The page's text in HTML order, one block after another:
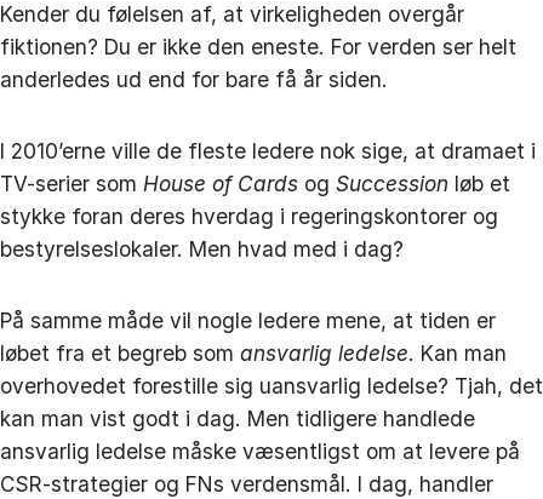
Kender du følelsen af, at virkeligheden overgår
fiktionen? Du er ikke den eneste. For verden ser helt
anderledes ud end for bare få år siden.
I 2010’erne ville de fleste ledere nok sige, at dramaet i
TV-serier som House of Cards og Succession løb et
stykke foran deres hverdag i regeringskontorer og
bestyrelseslokaler. Men hvad med i dag?
På samme måde vil nogle ledere mene, at tiden er
løbet fra et begreb som ansvarlig ledelse. Kan man
overhovedet forestille sig uansvarlig ledelse? Tjah, det
kan man vist godt i dag. Men tidligere handlede
ansvarlig ledelse måske væsentligst om at levere på
CSR-strategier og FNs verdensmål. I dag, handler